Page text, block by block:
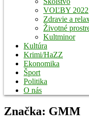
VOĽBY 2022
Zdravie a
Životné
Kultminor
Kultúra
Krimi/HaZZ
Ekonomika
Šport
Politika
O nás
Značka: GMM